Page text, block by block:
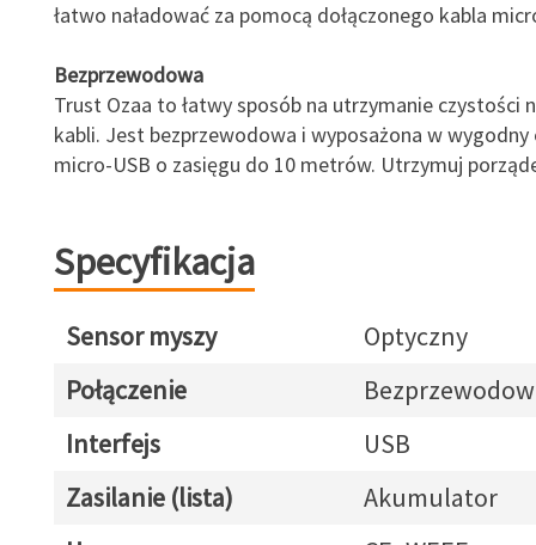
łatwo naładować za pomocą dołączonego kabla
Bezprzewodowa
Trust Ozaa to łatwy sposób na utrzymanie czystości
kabli. Jest bezprzewodowa i wyposażona w wygodny
micro-USB o zasięgu do 10 metrów. Utrzymuj
Specyfikacja
Sensor myszy
Optyczny
Połączenie
Interfejs
USB
Zasilanie (lista)
Akumulator